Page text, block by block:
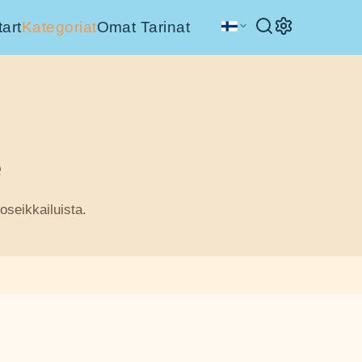
KategoriatOmat Tarinat